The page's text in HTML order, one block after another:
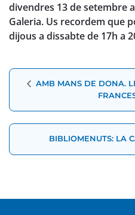
divendres 13 de setembre
Galeria. Us recordem que
dijous a dissabte de 17h a
Navegació
AMB MANS DE DONA.
BIBLIOMENUTS: LA